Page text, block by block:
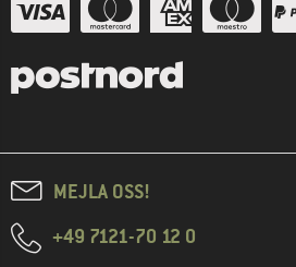
MEJLA OSS!
+49 7121-70 12 0